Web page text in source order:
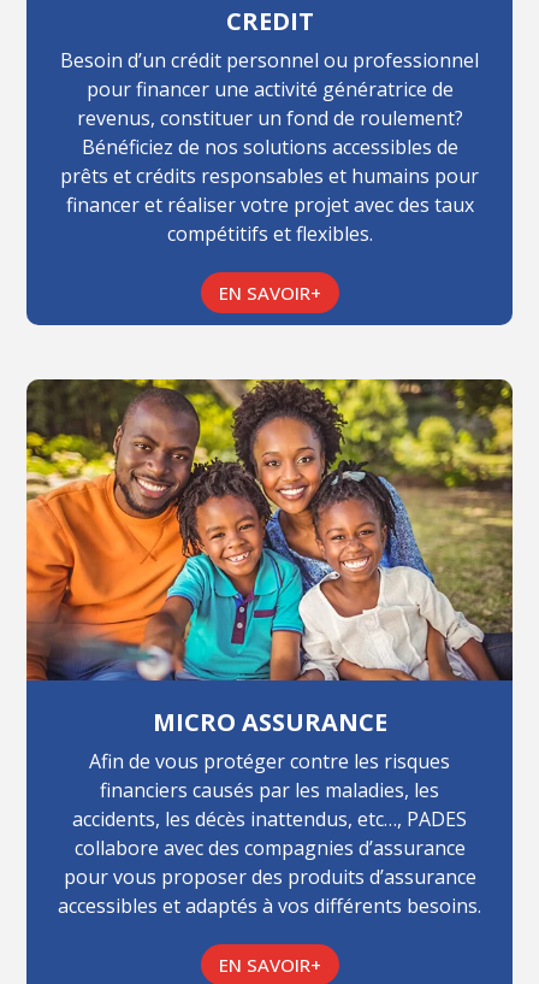
CREDIT
Besoin d’un crédit personnel ou professionnel
pour financer une activité génératrice de
revenus, constituer un fond de roulement?
Bénéficiez de nos solutions accessibles de
prêts et crédits responsables et humains pour
financer et réaliser votre projet avec des taux
compétitifs et flexibles.
EN SAVOIR+
MICRO ASSURANCE
Afin de vous protéger contre les risques
financiers causés par les maladies, les
accidents, les décès inattendus, etc…, PADES
collabore avec des compagnies d’assurance
pour vous proposer des produits d’assurance
accessibles et adaptés à vos différents besoins.
EN SAVOIR+